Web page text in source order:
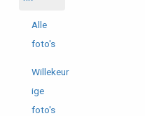
Alle
foto's
Willekeur
ige
foto's